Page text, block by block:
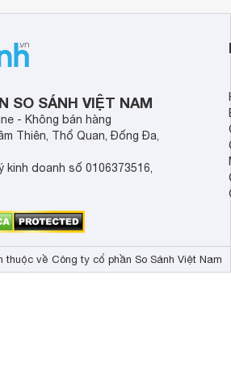
SO SÁNH VIỆT NAM
- Không bán hàng
Thiên, Thổ Quan, Đống Đa,
kinh doanh số 0106373516,
về Công ty cổ phần So Sánh Việt Nam